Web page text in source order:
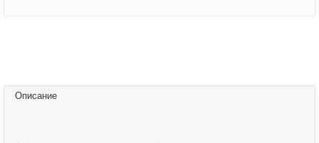
Описание